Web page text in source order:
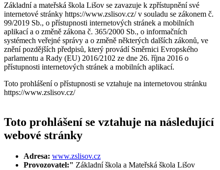
Základní a mateřská škola Lišov se zavazuje k zpřístupnění své
internetové stránky https://www.zslisov.cz/ v souladu se zákonem č.
99/2019 Sb., o přístupnosti internetových stránek a mobilních
aplikací a o změně zákona č. 365/2000 Sb., o informačních
systémech veřejné správy a o změně některých dalších zákonů, ve
znění pozdějších předpisů, který provádí Směrnici Evropského
parlamentu a Rady (EU) 2016/2102 ze dne 26. října 2016 o
přístupnosti internetových stránek a mobilních aplikací.
Toto prohlášení o přístupnosti se vztahuje na internetovou stránku
https://www.zslisov.cz/
Toto prohlášení se vztahuje na následující
webové stránky
Adresa: www.zslisov.cz
Provozovatel:" Základní škola a Mateřská škola Lišov